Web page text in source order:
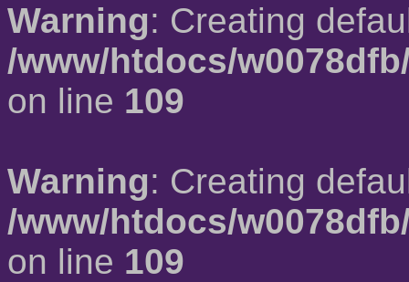
Warning: Creating
/www/htdocs/
on line 109
Warning: Creating
/www/htdocs/
on line 109